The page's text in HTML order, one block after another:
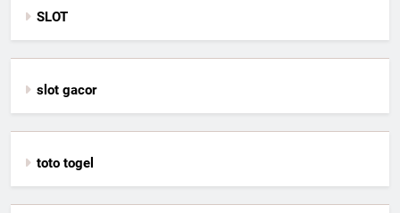
SLOT
slot gacor
toto togel